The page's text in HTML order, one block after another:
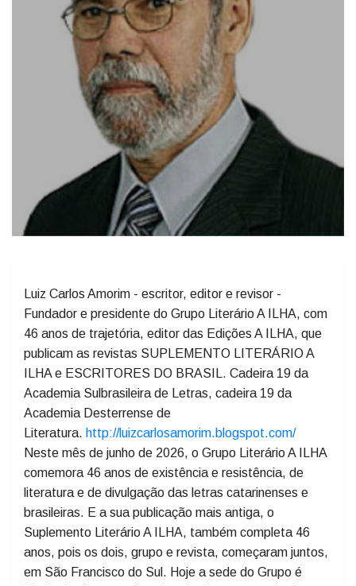
Luiz Carlos Amorim - escritor, editor e revisor -
Fundador e presidente do Grupo Literário A ILHA, com
46 anos de trajetória, editor das Edições A ILHA, que
publicam as revistas SUPLEMENTO LITERÁRIO A
ILHA e ESCRITORES DO BRASIL. Cadeira 19 da
Academia Sulbrasileira de Letras, cadeira 19 da
Academia Desterrense de
Literatura. http://luizcarlosamorim.blogspot.com/
Neste mês de junho de 2026, o Grupo Literário A ILHA
comemora 46 anos de existência e resistência, de
literatura e de divulgação das letras catarinenses e
brasileiras. E a sua publicação mais antiga, o